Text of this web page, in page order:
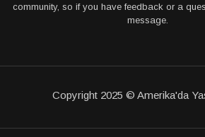
community, so if you have feedback or a
message.
Copyright 2025 © Amerika'da